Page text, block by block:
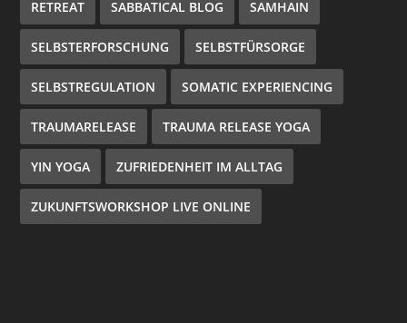
RETREAT SABBATICAL BLOG SAMHAIN
SELBSTERFORSCHUNG SELBSTFÜRSORGE
SELBSTREGULATION SOMATIC EXPERIENCING
TRAUMARELEASE TRAUMA RELEASE YOGA
YIN YOGA ZUFRIEDENHEIT IM ALLTAG
ZUKUNFTSWORKSHOP LIVE ONLINE